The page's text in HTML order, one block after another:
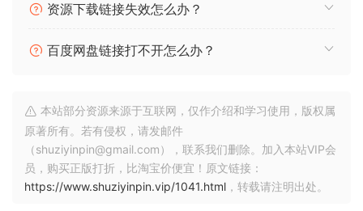
资源下载链接失效怎么办？
百度网盘链接打不开怎么办？
本站部分资源来源于互联网，仅作介绍和学习使用，版权属
原著所有。若有侵权，请发邮件
（shuziyinpin@gmail.com），联系我们删除。加入本站VIP会
员，购买正版打折，比淘宝价便宜！原文链接：
https://www.shuziyinpin.vip/1041.html ，转载请注明出处。